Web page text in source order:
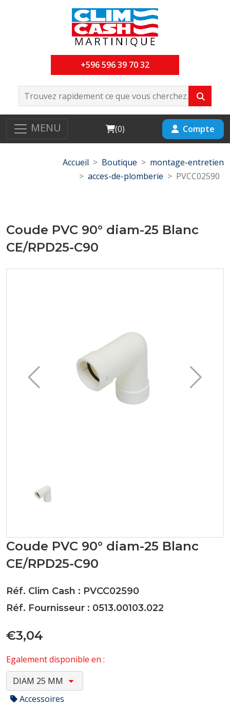
+596 596 39 70 32
MENU Cart
(0) Compte
Accueil Boutique
montage-entretien
acces-de-plomberie
PVCC02590
Coude PVC 90° diam-25 Blanc
CE/RPD25-C90
Coude PVC 90° diam-25 Blanc
CE/RPD25-C90
Réf. Clim Cash : PVCC02590
Réf. Fournisseur : 0513.00103.022
€3,04
Egalement disponible en :
Accessoires